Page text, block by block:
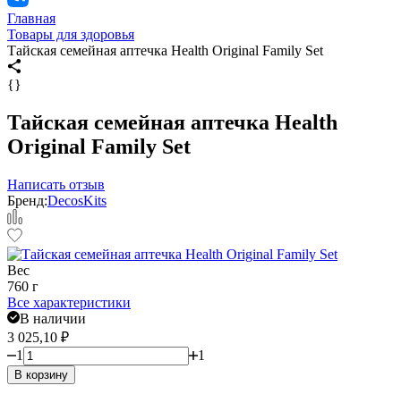
Главная
Товары для здоровья
Тайская семейная аптечка Health Original Family Set
{}
Тайская семейная аптечка Health
Original Family Set
Написать отзыв
Бренд:DecosKits
Вес
760 г
Все характеристики
В наличии
3 025,10 ₽
1
1
В корзину